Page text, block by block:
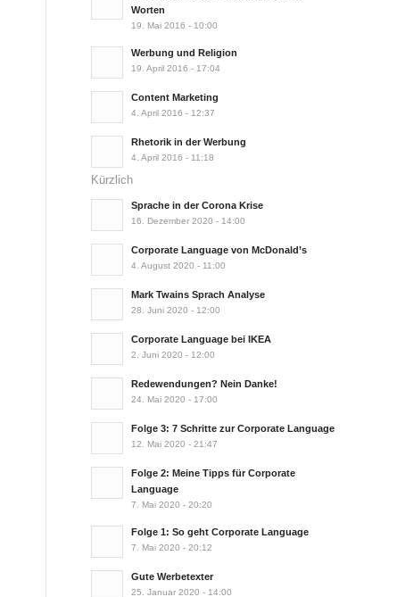
Worten
19. Mai 2016 - 10:00
Werbung und Religion
19. April 2016 - 17:04
Content Marketing
4. April 2016 - 12:37
Rhetorik in der Werbung
4. April 2016 - 11:18
Kürzlich
Sprache in der Corona Krise
16. Dezember 2020 - 14:00
Corporate Language von McDonald’s
4. August 2020 - 11:00
Mark Twains Sprach Analyse
28. Juni 2020 - 12:00
Corporate Language bei IKEA
2. Juni 2020 - 12:00
Redewendungen? Nein Danke!
24. Mai 2020 - 17:00
Folge 3: 7 Schritte zur Corporate Language
12. Mai 2020 - 21:47
Folge 2: Meine Tipps für Corporate
Language
7. Mai 2020 - 20:20
Folge 1: So geht Corporate Language
7. Mai 2020 - 20:12
Gute Werbetexter
25. Januar 2020 - 14:00